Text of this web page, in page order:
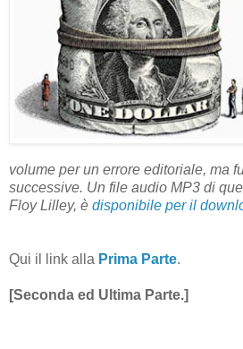
volume per un errore editoriale, ma
successive. Un file audio MP3 di
Floy Lilley, è disponibile per il
Qui il link alla Prima Parte.
[Seconda ed Ultima Parte.]